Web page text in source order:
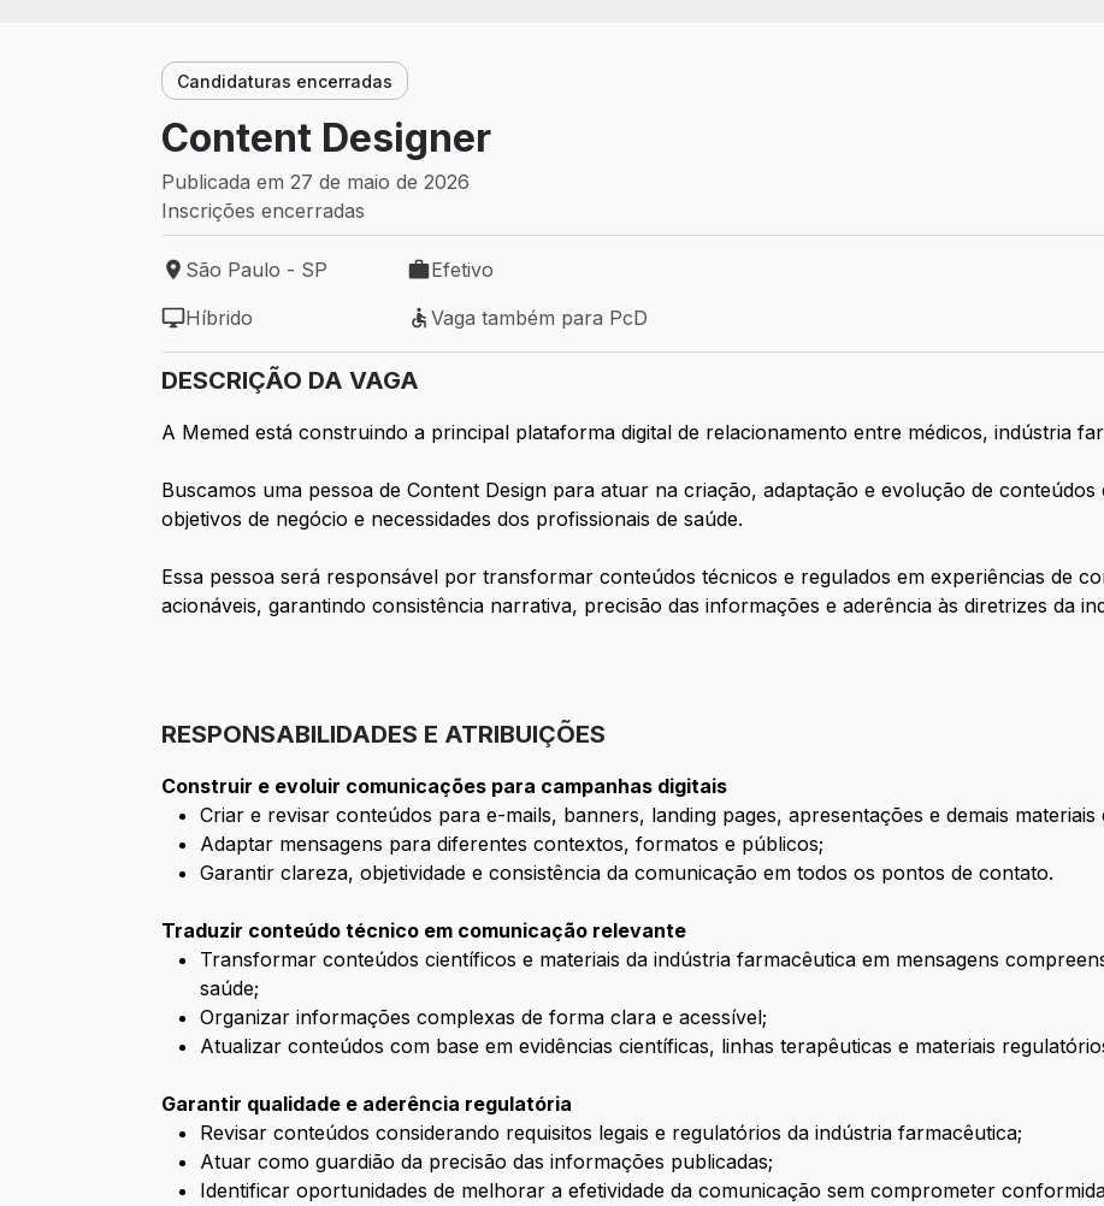
Candidaturas encerradas
Content Designer
Publicada em 27 de maio de 2026
Inscrições encerradas
Local de trabalho: São Paulo - SP
São Paulo - SP
Tipo de vaga: Efetivo
Efetivo
Modelo de trabalho: Híbrido
Híbrido
Vaga também para PcD
Vaga também para PcD
DESCRIÇÃO DA VAGA
A Memed está construindo a principal plataforma digital de relacionamento entre médicos, indústria
Buscamos uma pessoa de Content Design para atuar na criação, adaptação e evolução de
objetivos de negócio e necessidades dos profissionais de saúde.
Essa pessoa será responsável por transformar conteúdos técnicos e regulados em experiências de
acionáveis, garantindo consistência narrativa, precisão das informações e aderência às diretrizes da
RESPONSABILIDADES E ATRIBUIÇÕES
Construir e evoluir comunicações para campanhas digitais
Criar e revisar conteúdos para e-mails, banners, landing pages, apresentações e demais materiais
Adaptar mensagens para diferentes contextos, formatos e públicos;
Garantir clareza, objetividade e consistência da comunicação em todos os pontos de contato.
Traduzir conteúdo técnico em comunicação relevante
Transformar conteúdos científicos e materiais da indústria farmacêutica em mensagens
saúde;
Organizar informações complexas de forma clara e acessível;
Atualizar conteúdos com base em evidências científicas, linhas terapêuticas e materiais
Garantir qualidade e aderência regulatória
Revisar conteúdos considerando requisitos legais e regulatórios da indústria farmacêutica;
Atuar como guardião da precisão das informações publicadas;
Identificar oportunidades de melhorar a efetividade da comunicação sem comprometer